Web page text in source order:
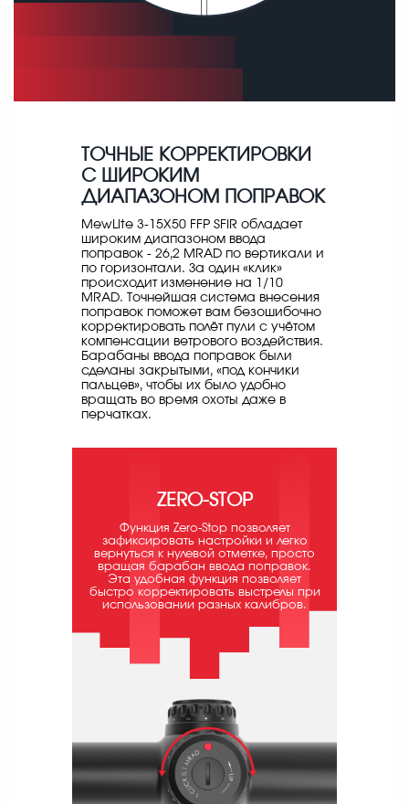
ТОЧНЫЕ КОРРЕКТИРОВКИ
С ШИРОКИМ
ДИАПАЗОНОМ ПОПРАВОК
MewLite 3-15X50 FFP SFIR обладает
широким диапазоном ввода
поправок - 26,2 MRAD по вертикали и
по горизонтали. За один «клик»
происходит изменение на 1/10
MRAD. Точнейшая система внесения
поправок поможет вам безошибочно
корректировать полёт пули с учётом
компенсации ветрового воздействия.
Барабаны ввода поправок были
сделаны закрытыми, «под кончики
пальцев», чтобы их было удобно
вращать во время охоты даже в
перчатках.
ZERO-STOP
Функция Zero-Stop позволяет
зафиксировать настройки и легко
вернуться к нулевой отметке, просто
вращая барабан ввода поправок.
Эта удобная функция позволяет
быстро корректировать выстрелы при
использовании разных калибров.